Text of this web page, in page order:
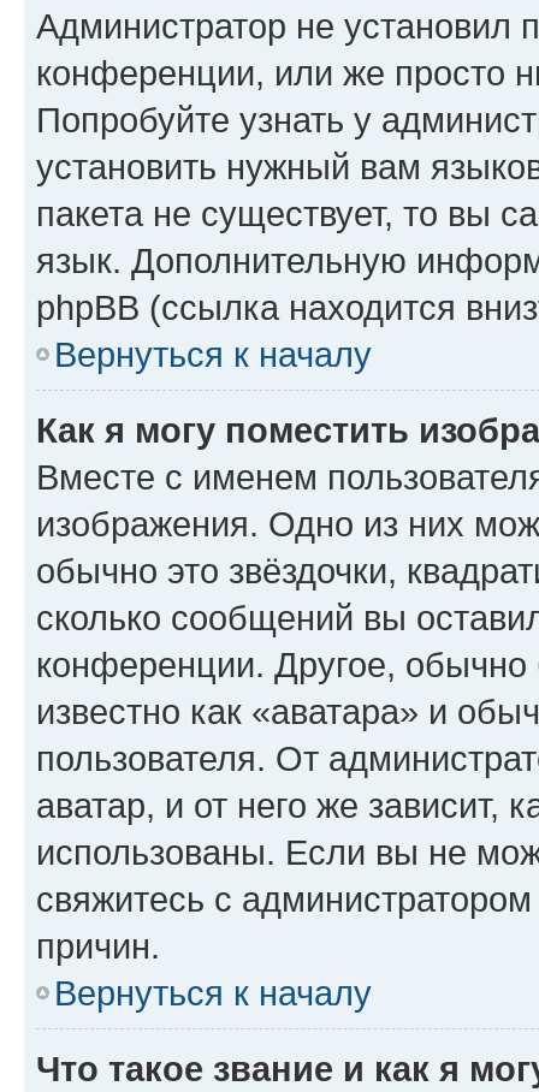
Администратор не установил
конференции, или же просто
Попробуйте узнать у
установить нужный вам
пакета не существует, то вы
язык. Дополнительную
phpBB (ссылка находится
Вернуться к началу
Как я могу поместить
Вместе с именем
изображения. Одно из них
обычно это звёздочки,
сколько сообщений вы
конференции. Другое,
известно как «аватара» и
пользователя. От
аватар, и от него же зависит,
использованы. Если вы не
свяжитесь с
причин.
Вернуться к началу
Что такое звание и как я